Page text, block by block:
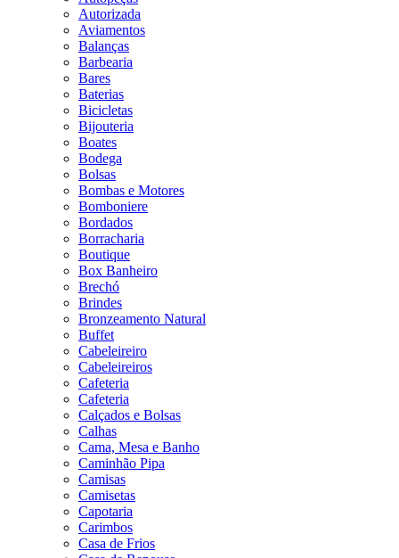
Autorizada
Aviamentos
Balanças
Barbearia
Bares
Baterias
Bicicletas
Bijouteria
Boates
Bodega
Bolsas
Bombas e Motores
Bomboniere
Bordados
Borracharia
Boutique
Box Banheiro
Brechó
Brindes
Bronzeamento Natural
Buffet
Cabeleireiro
Cabeleireiros
Cafeteria
Cafeteria
Calçados e Bolsas
Calhas
Cama, Mesa e Banho
Caminhão Pipa
Camisas
Camisetas
Capotaria
Carimbos
Casa de Frios